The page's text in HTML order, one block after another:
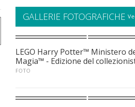
GALLERIE FOTOGRAFICHE
LEGO Harry Potter™ Ministero
Magia™ - Edizione del
FOTO